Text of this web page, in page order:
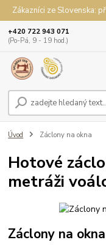
Zákazníci ze Slovenska:
+420 722 943 071
(Po-Pá, 9 - 19 hod.)
Úvod Záclony na okna
Hotové
metráži
Záclony na okna